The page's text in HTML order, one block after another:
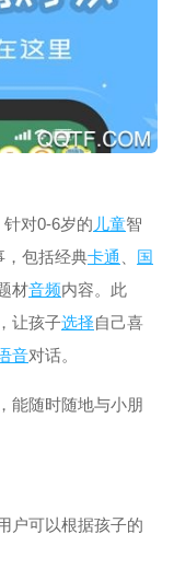
对0-6岁的 儿童智
，包括经典卡通
国
材音频内容。此
，让孩子选择自己喜
音对话。
能随时随地与小朋
户可以根据孩子的